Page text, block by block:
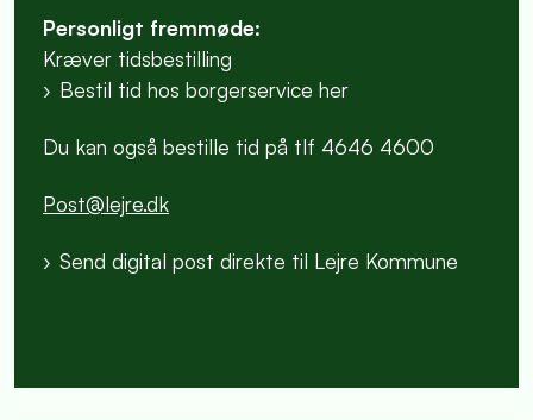
Personligt fremmøde:
Kræver tidsbestilling
Bestil tid hos borgerservice her
Du kan også bestille tid på tlf 4646 4600
Post@lejre.dk
Send digital post direkte til Lejre Kommune